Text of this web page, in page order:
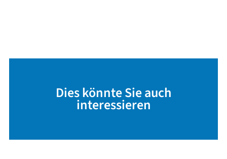
Dies könnte Sie auch
interessieren